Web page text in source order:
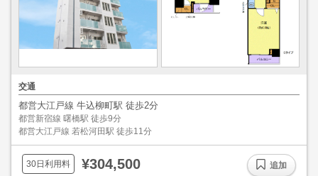
交通
都営大江戸線 牛込柳町駅 徒歩2分
都営新宿線 曙橋駅 徒歩9分
都営大江戸線 若松河田駅 徒歩11分
30日利用料 ¥304,500 追加